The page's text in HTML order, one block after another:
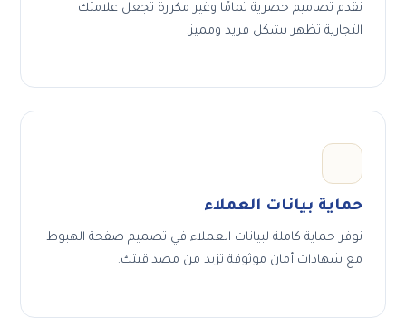
نقدم تصاميم حصرية تمامًا وغير مكررة تجعل علامتك
التجارية تظهر بشكل فريد ومميز.
حماية بيانات العملاء
نوفر حماية كاملة لبيانات العملاء في تصميم صفحة الهبوط
مع شهادات أمان موثوقة تزيد من مصداقيتك.